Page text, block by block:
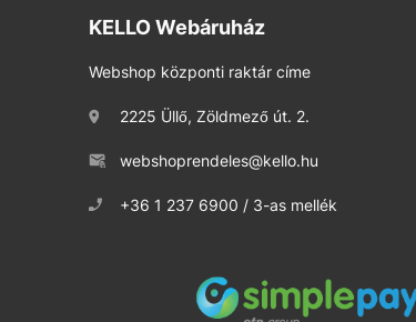
KELLO Webáruház
Webshop központi raktár címe
2225 Üllő, Zöldmező út. 2.
webshoprendeles@kello.hu
+36 1 237 6900 / 3-as mellék